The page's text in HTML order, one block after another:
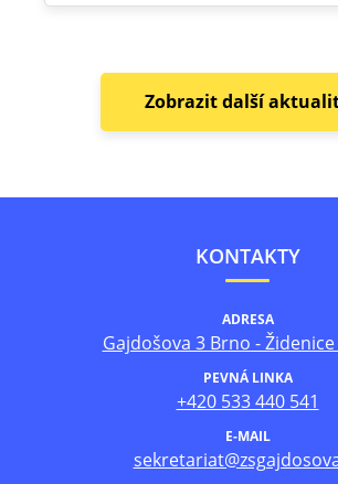
Zobrazit další
KONTAKTY
ADRESA
Gajdošova 3 Brno - Židenice
PEVNÁ LINKA
+420 533 440 541
E-MAIL